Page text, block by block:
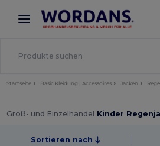
× Wordans App
Bessere Preise in der App!
Startseite Basic Kleidung | Accessoires Jacken
Groß- und Einzelhandel Kinder
Sortieren nach